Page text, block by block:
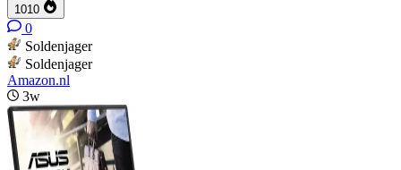
1010
0
Soldenjager
Soldenjager
Amazon.nl
3w